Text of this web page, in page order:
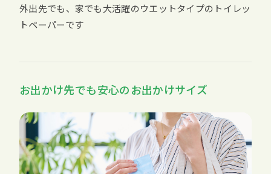
外出先でも、家でも大活躍のウエットタイプのトイレッ
トペーパーです
お出かけ先でも安心のお出かけサイズ